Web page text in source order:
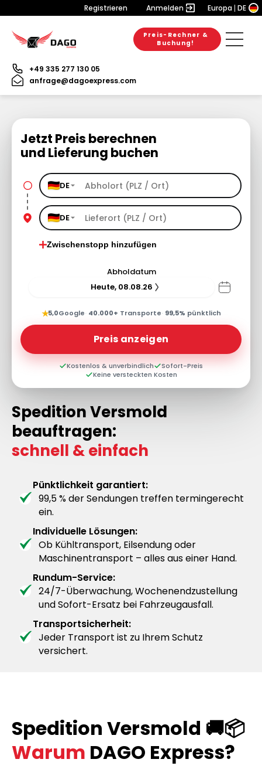
Registrieren Anmelden Europa DE
Preis-Rechner &
Buchung!
+49 335 277 130 05
anfrage@dagoexpress.com
Jetzt Preis berechnen
und Lieferung buchen
DE
DE
Zwischenstopp hinzufügen
Abholdatum
Heute, 08.08.26
★5,0Google· 40.000+ Transporte· 99,5% pünktlich
Preis anzeigen
Kostenlos & unverbindlich
Sofort-Preis
Keine versteckten Kosten
Spedition Versmold
beauftragen:
schnell & einfach
Pünktlichkeit garantiert:
99,5 % der Sendungen treffen termingerecht
ein.
Individuelle Lösungen:
Ob Kühltransport, Eilsendung oder
Maschinentransport – alles aus einer Hand.
Rundum-Service:
24/7-Überwachung, Wochenendzustellung
und Sofort-Ersatz bei Fahrzeugausfall.
Transportsicherheit:
Jeder Transport ist zu Ihrem Schutz
versichert.
Spedition Versmold 🚚📦
Warum DAGO Express?